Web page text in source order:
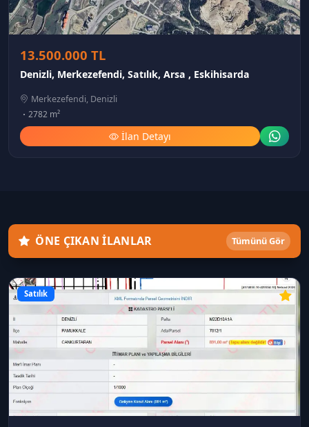
13.500.000 TL
Denizli, Merkezefendi, Satılık, Arsa , Eskihisarda
Merkezefendi, Denizli
2782 m²
İlan Detayı
ÖNE ÇIKAN İLANLAR Tümünü Gör
Satılık